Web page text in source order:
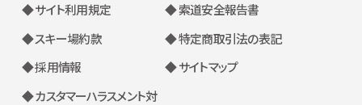
◆ サイト利用規定
◆ 索道安全報告書
◆ スキー場約款
◆ 特定商取引法の表記
◆ 採用情報
◆ サイトマップ
◆ カスタマーハラスメント対